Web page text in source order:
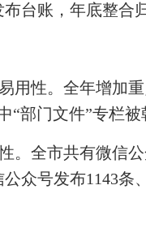
台账，年底整合
用性。全年增加
部门文件”专栏
。全市共有微信
众号发布1143